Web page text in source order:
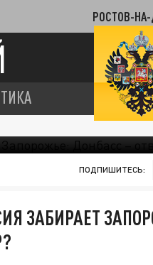
РОСТОВ-
ПОДПИШИТЕСЬ:
ЗАБИРАЕТ